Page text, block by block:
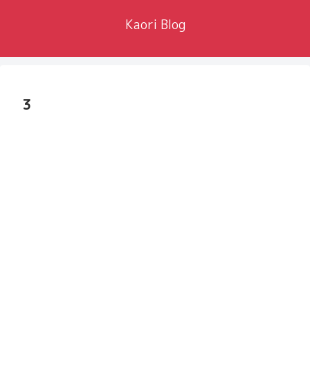
Kaori Blog
3